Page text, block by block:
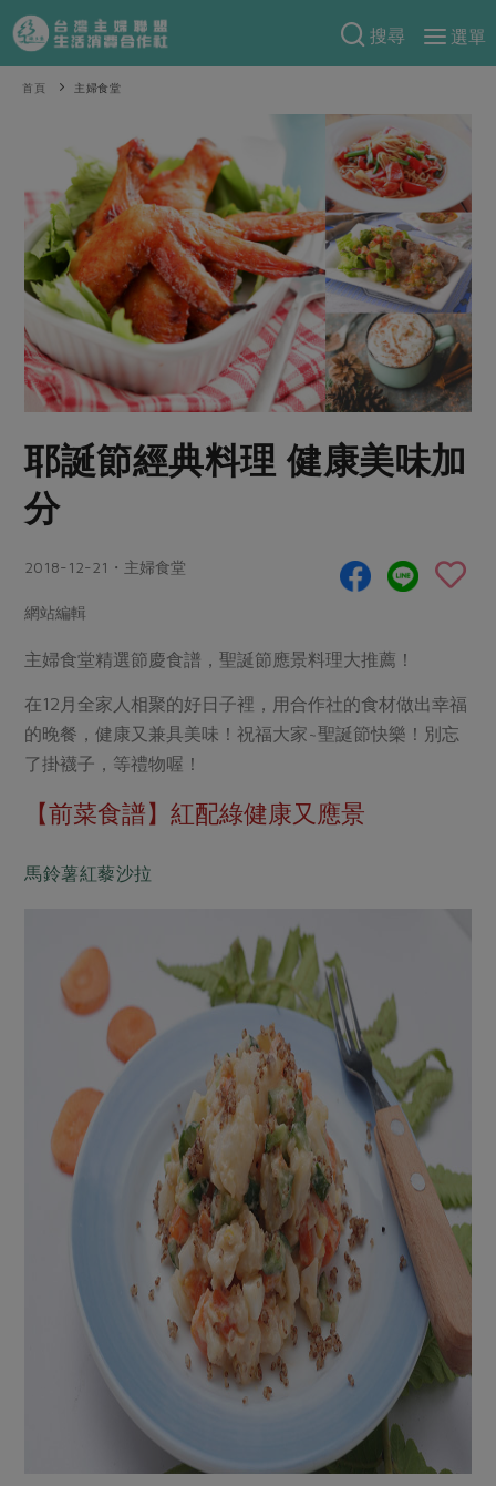
搜尋
選單
產品分類
芽苗類 蕈菇類
辛香料類
奶蛋豆・五穀
蛋 乳製品
豆製品 米麵雜糧
肉品・水產
畜產肉類
調理食材・點心
調味醬料/南北貨 烘焙
保健食品
家庭清潔
防災用品
最新產品
優惠專區
素食專區
樂齡友善
食材
米食
麵食
肉食
海鮮
常備菜
蛋料理
醬料
湯品．鍋物
漬物
涼拌沙拉
主題食譜
養身食補
節慶大餐
高麗菜海鮮煎餅
特別企畫
預購活動
把最好的台灣味帶回家！
防災用品預購圓滿結束
2026年端午節預購圓滿結束
更多預購活動
當季產品
合作25-經典快閃最後一週
合作25-精選產品第四彈
合作25-精選產品第三彈
主婦聯盟X樂齡網特約優惠案
30%rPET紅烏龍茶
更多議題活動
把最好的台灣味帶回家！
綠主張
觀點文章
主婦食堂 一籃菜真心話
社內大小事 合作聯合國
樂齡生活 親子食育
廚房瑜伽
關注議題
減硝酸鹽
非基改運動 支持本土農糧
減添加物 減塑減廢
公益金
更多議題
生活者e週報
典藏閱覽室
關於合作社
認識合作社
關於我們
合作社組織
員工與求才
產品檢驗
自主把關
社員權益
合作社法規
選舉專區
最新消息
媒體報導
地區活動
社務會議 地區活動
重要公告
首頁 主婦食堂
耶誕節經典料理 健康美味加
分
2018-12-21・主婦食堂
網站編輯
主婦食堂精選節慶食譜，聖誕節應景料理大推薦！
在12月全家人相聚的好日子裡，用合作社的食材做出幸福
的晚餐，健康又兼具美味！祝福大家~聖誕節快樂！別忘
了掛襪子，等禮物喔！
【前菜食譜】紅配綠健康又應景
馬鈴薯紅藜沙拉